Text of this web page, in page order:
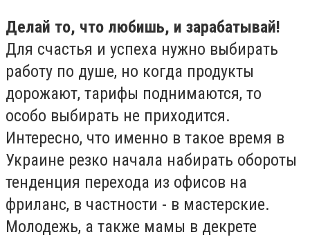
Делай то, что любишь, и зарабатывай!
Для счастья и успеха нужно выбирать
работу по душе, но когда продукты
дорожают, тарифы поднимаются, то
особо выбирать не приходится.
Интересно, что именно в такое время в
Украине резко начала набирать обороты
тенденция перехода из офисов на
фриланс, в частности - в мастерские.
Молодежь, а также мамы в декрете